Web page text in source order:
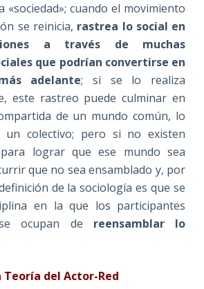
«sociedad»; cuando el movimiento
se reinicia, rastrea lo social en
a través de muchas
que podrían convertirse en
adelante; si se lo realiza
este rastreo puede culminar en
de un mundo común, lo
un colectivo; pero si no existen
para lograr que ese mundo sea
que no sea ensamblado y, por
de la sociología es que se
en la que los participantes
ocupan de reensamblar lo
Teoría del Actor-Red